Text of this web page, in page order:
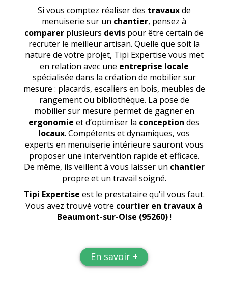
Si vous comptez réaliser des travauxde
menuiserie sur un chantier, pensez à
comparer plusieurs devis pour être certain de
recruter le meilleur artisan. Quelle que soit la
nature de votre projet, Tipi Expertise vous met
en relation avec une entreprise locale
spécialisée dans la création de mobilier sur
mesure : placards, escaliers en bois, meubles de
rangement ou bibliothèque. La pose de
mobilier sur mesure permet de gagner en
ergonomie et d’optimiser la conception des
locaux. Compétents et dynamiques, vos
experts en menuiserie intérieure sauront vous
proposer une intervention rapide et efficace.
De même, ils veillent à vous laisser un chantier
propre et un travail soigné.
Tipi Expertise est le prestataire qu'il vous faut.
Vous avez trouvé votre courtier en travaux à
Beaumont-sur-Oise (95260)!
En savoir +